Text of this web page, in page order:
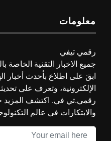
معلومات
رقمي تيفي
جميع الاخبار التقنية الخاصة
ابقَ على اطلاع بأحدث أخبار
الإلكترونية، وتعرف على
رقمي.تي في. اكتشف المزيد
والابتكارات في عالم